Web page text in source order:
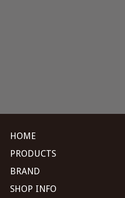
HOME
PRODUCTS
BRAND
SHOP INFO